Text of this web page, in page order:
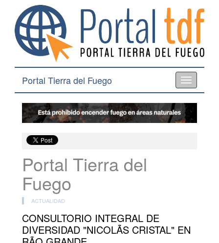
Toggle
navigation
Portal Tierra del Fuego
Portal Tierra del
Fuego
ACTUALIDAD
CONSULTORIO INTEGRAL DE
DIVERSIDAD "NICOLÃS CRISTAL" EN